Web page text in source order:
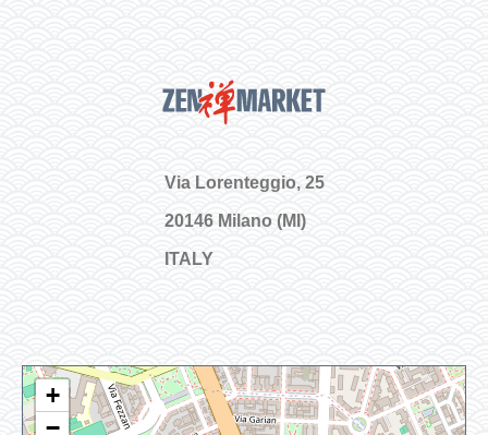
Via Lorenteggio, 25
20146 Milano (MI)
ITALY
+
−